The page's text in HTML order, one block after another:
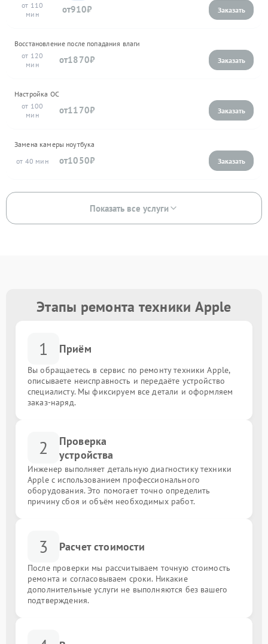
110
910
Восстановление после попадания влаги
120
1870
Настройка ОС
100
1170
Замена камеры ноутбука
40
1050
Показать все услуги
Этапы ремонта техники Apple
1 Приём
Вы обращаетесь в сервис по ремонту техники Apple,
описываете неисправность и передаёте устройство
специалисту. Мы фиксируем все детали и оформляем
заказ-наряд.
2
Проверка
устройства
Инженер выполняет детальную диагностику техники
Apple с использованием профессионального
оборудования. Это помогает точно определить
причину сбоя и объём необходимых работ.
3 Расчет стоимости
После проверки мы рассчитываем точную стоимость
ремонта и согласовываем сроки. Никакие
дополнительные услуги не выполняются без вашего
подтверждения.